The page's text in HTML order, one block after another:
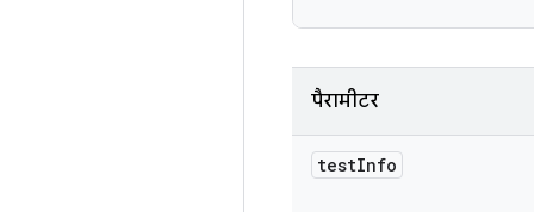
पैरामीटर
testInfo